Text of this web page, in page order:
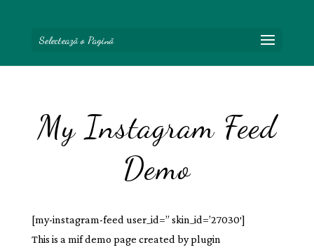
Selectează o Pagină
My Instagram Feed
Demo
[my-instagram-feed user_id=” skin_id=’27030′]
This is a mif demo page created by plugin